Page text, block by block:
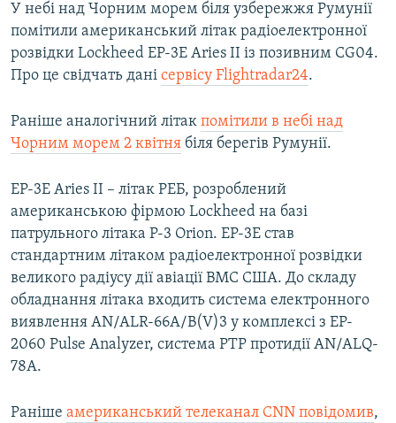
Усі сайти RFE/RL
У небі над Чорним морем біля узбережжя Румунії
помітили американський літак радіоелектронної
розвідки Lockheed EP-3E Aries II із позивним CG04.
Про це свідчать дані сервісу Flightradar24.
Раніше аналогічний літак помітили в небі над
Чорним морем 2 квітня біля берегів Румунії.
EP-3E Aries II – літак РЕБ, розроблений
американською фірмою Lockheed на базі
патрульного літака Р-3 Orion. EP-3E став
стандартним літаком радіоелектронної розвідки
великого радіусу дії авіації ВМС США. До складу
обладнання літака входить система електронного
виявлення AN/ALR-66A/B(V)3 у комплексі з EP-
2060 Pulse Analyzer, система РТР протидії AN/ALQ-
78A.
Раніше американський телеканал CNN повідомив,